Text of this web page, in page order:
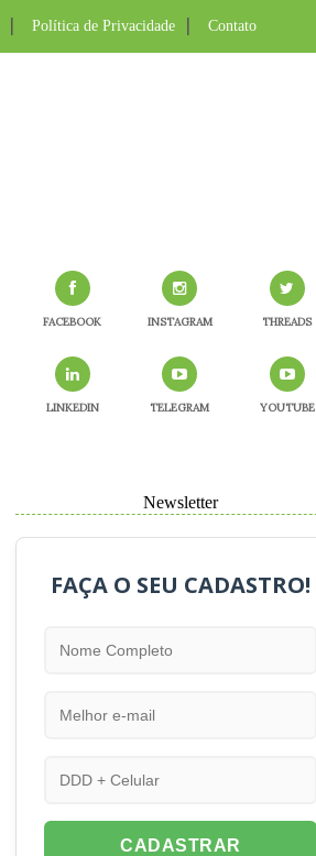
Política de Privacidade Contato
FACEBOOK INSTAGRAM THREADS
LINKEDIN TELEGRAM YOUTUBE
Newsletter
FAÇA O SEU CADASTRO!
CADASTRAR